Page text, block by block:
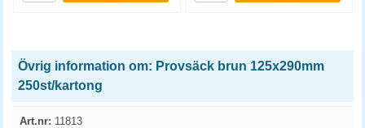
Övrig information om: Provsäck brun 125x290mm
250st/kartong
Art.nr: 11813